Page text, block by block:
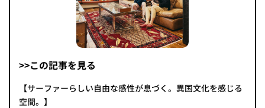
>>この記事を見る
【サーファーらしい自由な感性が息づく。異国文化を感じる
空間。】